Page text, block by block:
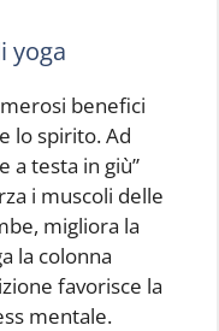
yoga
benefici
lo spirito. Ad
a testa in giù”
i muscoli delle
migliora la
la colonna
favorisce la
mentale.